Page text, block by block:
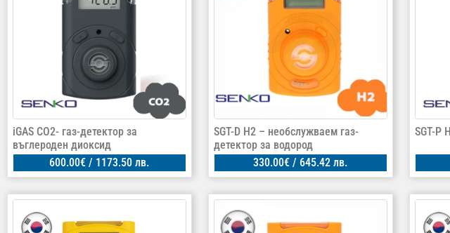
iGAS CO2- газ-детектор за
въглероден диоксид
600.00€ / 1173.50 лв.
SGT-D H2 – необслужваем газ-
детектор за водород
330.00€ / 645.42 лв.
SGT-P